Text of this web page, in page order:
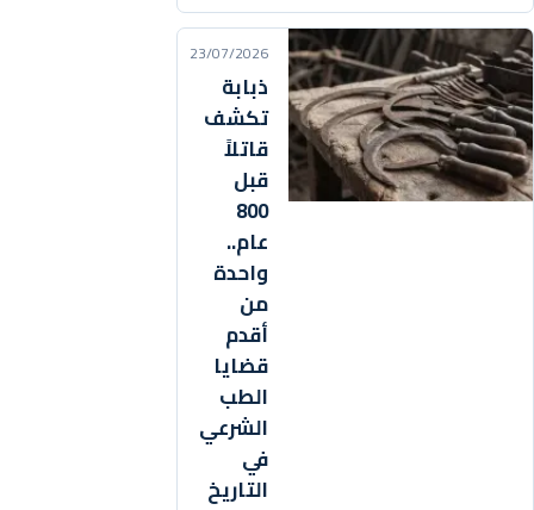
23/07/2026
ذبابة
تكشف
قاتلاً
قبل
800
عام..
واحدة
من
أقدم
قضايا
الطب
الشرعي
في
التاريخ